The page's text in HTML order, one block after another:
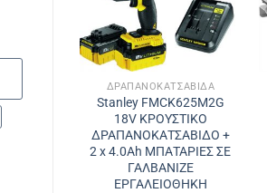
ΔΡΑΠΑΝΟΚΑΤΣΆΒΙΔΑ
Stanley FMCK625M2G
18V ΚΡΟΥΣΤΙΚΟ
ΔΡΑΠΑΝΟΚΑΤΣΑΒΙΔΟ +
2 x 4.0Ah ΜΠΑΤΑΡΙΕΣ ΣΕ
ΓΑΛΒΑΝΙΖΕ
ΕΡΓΑΛΕΙΟΘΗΚΗ